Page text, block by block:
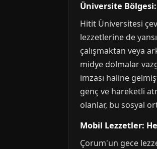
Üniversite
Hitit Üniversitesi
lezzetlerine de
çalışmaktan veya
midye dolmalar
imzası haline
genç ve hareketli
olanlar, bu sosyal
Mobil Lezzetler:
Çorum'un gece